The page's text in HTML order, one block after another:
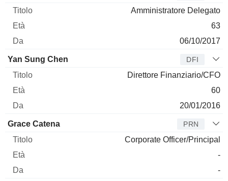
Amministratore Delegato
63
06/10/2017
Yan Sung Chen DFI
Direttore Finanziario/CFO
60
20/01/2016
Grace Catena PRN
Corporate Officer/Principal
-
-